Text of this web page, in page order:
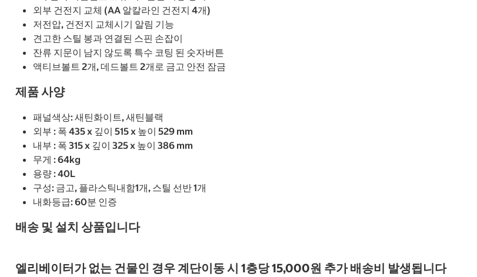
외부 건전지 교체 (AA 알칼라인 건전지 4개)
저전압, 건전지 교체시기 알림 기능
견고한 스틸 봉과 연결된 스핀 손잡이
잔류 지문이 남지 않도록 특수 코팅 된 숫자버튼
액티브볼트 2개, 데드볼트 2개로 금고 안전 잠금
제품 사양
패널색상: 새틴화이트, 새틴블랙
외부 : 폭 435 x 깊이 515 x 높이 529 mm
내부 : 폭 315 x 깊이 325 x 높이 386 mm
무게 : 64kg
용량 : 40L
구성: 금고, 플라스틱내함1개, 스틸 선반 1개
내화등급: 60분 인증
배송 및 설치 상품입니다
엘리베이터가 없는 건물인 경우 계단이동 시 1층당 15,000원 추가 배송비 발생됩니다